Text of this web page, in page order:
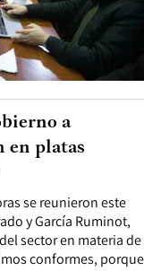
se reunieron este
y García Ruminot,
sector en materia de
conformes, porque
a
en platas